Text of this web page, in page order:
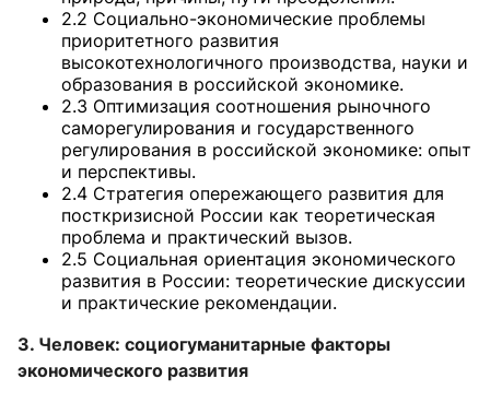
2.2 Социально-экономические проблемы
приоритетного развития
высокотехнологичного производства, науки и
образования в российской экономике.
2.3 Оптимизация соотношения рыночного
саморегулирования и государственного
регулирования в российской экономике: опыт
и перспективы.
2.4 Стратегия опережающего развития для
посткризисной России как теоретическая
проблема и практический вызов.
2.5 Социальная ориентация экономического
развития в России: теоретические дискуссии
и практические рекомендации.
3. Человек: социогуманитарные факторы
экономического развития